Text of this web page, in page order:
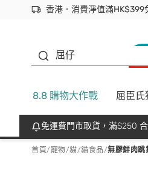
香港．消費淨值滿HK$399
立即成為易賞錢會員盡享獨
首次APP下單買滿$450 輸
屈仔
8.8 購物大作戰 屈臣氏
免運費門市取貨，滿$250
首頁/寵物/貓/貓食品/無膠鮮肉